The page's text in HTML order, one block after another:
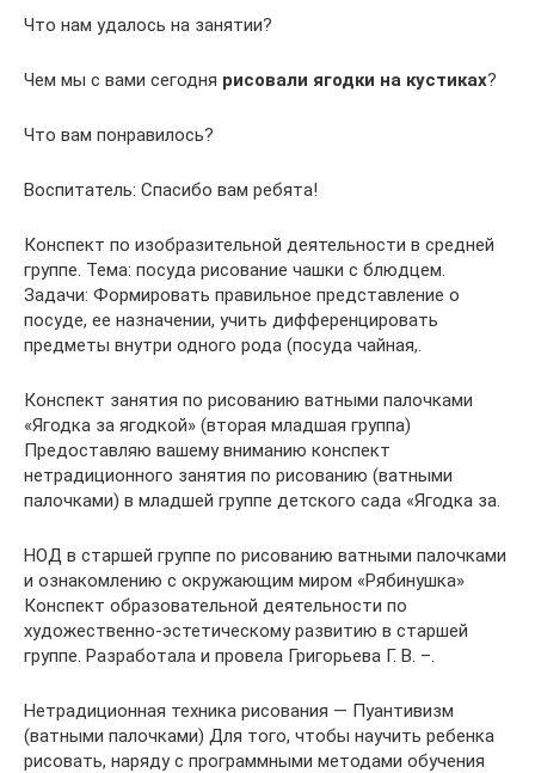
Что нам удалось на занятии?
Чем мы с вами сегодня рисовали ягодки на кустиках?
Что вам понравилось?
Воспитатель: Спасибо вам ребята!
Конспект по изобразительной деятельности в средней
группе. Тема: посуда рисование чашки с блюдцем.
Задачи: Формировать правильное представление о
посуде, ее назначении, учить дифференцировать
предметы внутри одного рода (посуда чайная,.
Конспект занятия по рисованию ватными палочками
«Ягодка за ягодкой» (вторая младшая группа)
Предоставляю вашему вниманию конспект
нетрадиционного занятия по рисованию (ватными
палочками) в младшей группе детского сада «Ягодка за.
НОД в старшей группе по рисованию ватными палочками
и ознакомлению с окружающим миром «Рябинушка»
Конспект образовательной деятельности по
художественно-эстетическому развитию в старшей
группе. Разработала и провела Григорьева Г. В. –.
Нетрадиционная техника рисования — Пуантивизм
(ватными палочками) Для того, чтобы научить ребенка
рисовать, наряду с программными методами обучения